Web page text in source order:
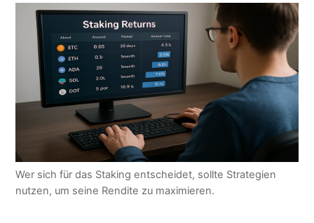
Wer sich für das Staking entscheidet, sollte Strategien
nutzen, um seine Rendite zu maximieren.